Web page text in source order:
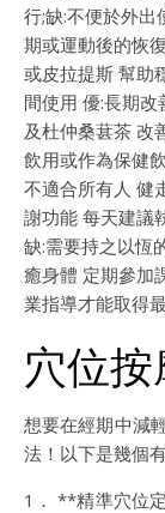
行;缺:不便於外
期或運動後的恢
或皮拉提斯 幫助
間使用 優:長期
及杜仲桑葚茶 改
飲用或作為保健
不適合所有人 健
謝功能 每天建議
缺:需要持之以恆
癒身體 定期參加
業指導才能取得
穴位
想要在經期中減
法！以下是幾個
1． **精準穴位